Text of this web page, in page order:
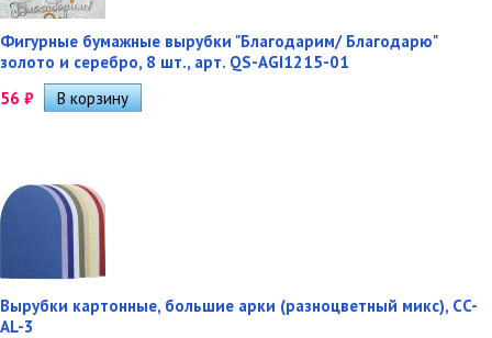
Фигурные бумажные вырубки "Благодарим/ Благодарю"
золото и серебро, 8 шт., арт. QS-AGI1215-01
56 ₽
Вырубки картонные, большие арки (разноцветный микс), CC-
AL-3